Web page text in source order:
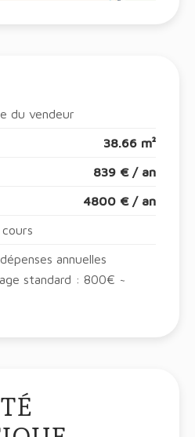
du vendeur
38.66 m²
839 € / an
4800 € / an
annuelles
standard : 800€ ~